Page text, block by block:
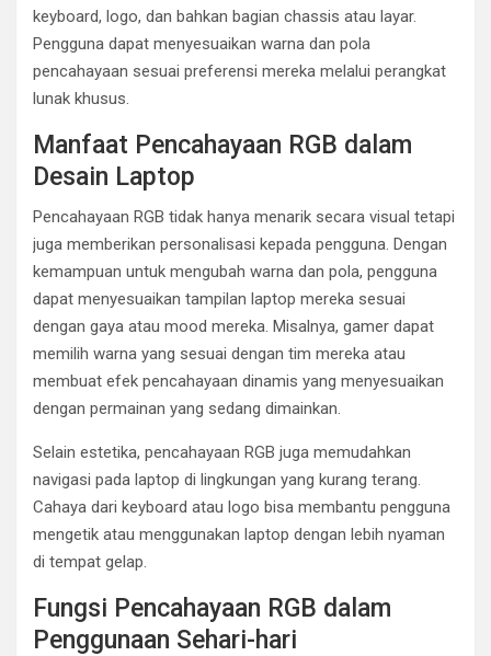
keyboard, logo, dan bahkan bagian chassis atau layar.
Pengguna dapat menyesuaikan warna dan pola
pencahayaan sesuai preferensi mereka melalui perangkat
lunak khusus.
Manfaat Pencahayaan RGB dalam
Desain Laptop
Pencahayaan RGB tidak hanya menarik secara visual tetapi
juga memberikan personalisasi kepada pengguna. Dengan
kemampuan untuk mengubah warna dan pola, pengguna
dapat menyesuaikan tampilan laptop mereka sesuai
dengan gaya atau mood mereka. Misalnya, gamer dapat
memilih warna yang sesuai dengan tim mereka atau
membuat efek pencahayaan dinamis yang menyesuaikan
dengan permainan yang sedang dimainkan.
Selain estetika, pencahayaan RGB juga memudahkan
navigasi pada laptop di lingkungan yang kurang terang.
Cahaya dari keyboard atau logo bisa membantu pengguna
mengetik atau menggunakan laptop dengan lebih nyaman
di tempat gelap.
Fungsi Pencahayaan RGB dalam
Penggunaan Sehari-hari